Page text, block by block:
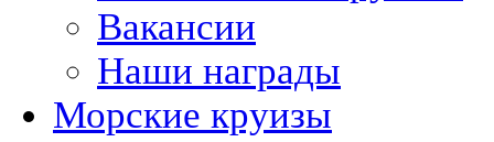
Вакансии
Наши награды
Морские круизы